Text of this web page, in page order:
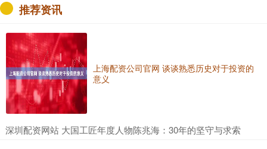
推荐资讯
上海配资公司官网 谈谈熟悉历史对于投资的
意义
​深圳配资网站 大国工匠年度人物陈兆海：30年的坚守与求索